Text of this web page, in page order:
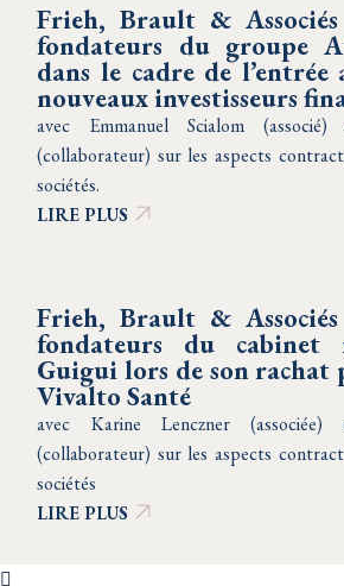
Frieh, Brault &
fondateurs du groupe
dans le cadre de
nouveaux investisseurs
avec Emmanuel Scialom
(collaborateur) sur les aspects
sociétés.
LIRE PLUS
Frieh, Brault &
fondateurs du cabinet
Guigui lors de son rachat
Vivalto Santé
avec Karine Lenczner
(collaborateur) sur les aspects
sociétés
LIRE PLUS